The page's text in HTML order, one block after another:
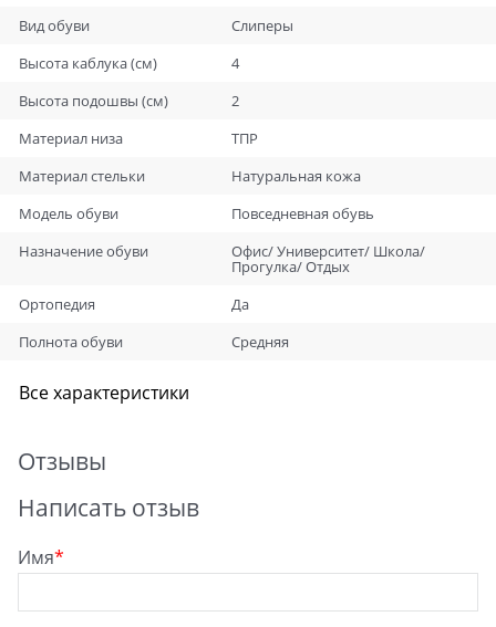
Вид обуви
Слиперы
Высота каблука (см)
4
Высота подошвы (см)
2
Материал низа
ТПР
Материал стельки
Натуральная кожа
Модель обуви
Повседневная обувь
Назначение обуви
Офис/ Университет/ Школа/
Прогулка/ Отдых
Ортопедия
Да
Полнота обуви
Средняя
Все характеристики
Отзывы
Написать отзыв
Имя